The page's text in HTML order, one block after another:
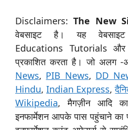
Disclaimers:The New
वेबसाइट है। यह
Educations Tutorials
प्रकाशित करता है। जो अलग
News, PIB News, DD
Hindu,Indian Express,
Wikipedia, मैगज़ीन आदि
इनफार्मेशन आपके पास पहुंचाने का